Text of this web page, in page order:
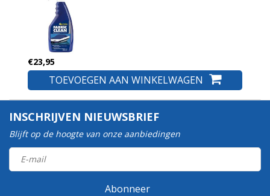
€23,95
TOEVOEGEN AAN WINKELWAGEN
INSCHRIJVEN NIEUWSBRIEF
Blijft op de hoogte van onze aanbiedingen
Abonneer